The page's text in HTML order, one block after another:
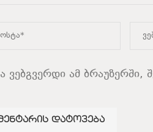
ამ ბრაუზერში,